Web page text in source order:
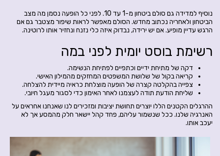
נוסיף למדידה גם סולם ביטחון מ-1 עד 10. לפני כל הופעה נסמן מה מצב
הביטחון ולאחריה נכתוב מחדש. הסולם מאפשר לראות שיפור מצטבר גם אם
הרגש עדיין מופיע. אם יש ירידה, נבדוק איזה כלי נזנח ונחזיר אותו לרוטינה.
רשימת בוסט יומית לפני במה
דקה של מתיחת ידיים וכתפיים לפתיחת הנשימה.
קריאה בקול של שלושת המשפטים המחזקים מהמילון האישי.
צפייה בהקלטה קצרה של הופעה מוצלחת כראיה מיידית להצלחה.
שליחת הודעת תודה לעצמנו לאחר האימון כדי לסגור מעגל חיובי.
ההרגלים הקטנים הללו יוצרים תחושת יציבות ומזכירים לנו שאנחנו אחראים על
האנרגיה שלנו. ככל שנשמור עליהם, פחד קהל יישאר חלק מהמסע אך לא
יעכב אותו.